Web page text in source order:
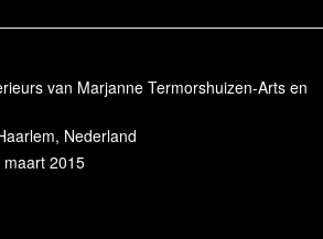
van Marjanne Termorshuizen-Arts en
Nederland
2015